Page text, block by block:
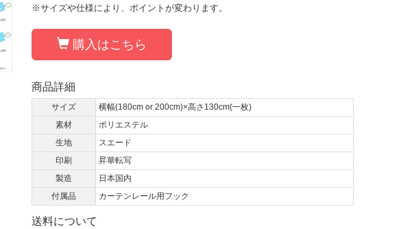
※サイズや仕様により、ポイントが変わります。
購入はこちら
商品詳細
サイズ
横幅(180cm or 200cm)×高さ130cm(一枚)
素材
ポリエステル
生地
スエード
印刷
昇華転写
製造
日本国内
付属品
カーテンレール用フック
送料について